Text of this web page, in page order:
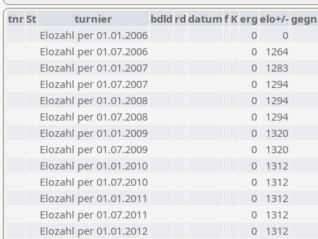
tnrSt turnier bdld rd datumf Kerg elo+/-
Elozahl per 01.01.2006
0
0
Elozahl per 01.07.2006
0
1264
Elozahl per 01.01.2007
0
1283
Elozahl per 01.07.2007
0
1294
Elozahl per 01.01.2008
0
1294
Elozahl per 01.07.2008
0
1294
Elozahl per 01.01.2009
0
1320
Elozahl per 01.07.2009
0
1320
Elozahl per 01.01.2010
0
1312
Elozahl per 01.07.2010
0
1312
Elozahl per 01.01.2011
0
1312
Elozahl per 01.07.2011
0
1312
Elozahl per 01.01.2012
0
1312